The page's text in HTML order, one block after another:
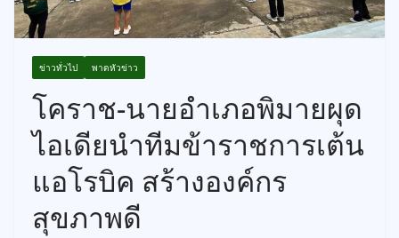
ข่าวทั่วไป พาดหัวข่าว
โคราช-นายอำเภอพิมายผุด
ไอเดียนำทีมข้าราชการเต้น
แอโรบิค สร้างองค์กร
สุขภาพดี